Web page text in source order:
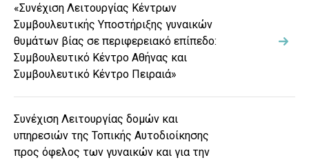
«Συνέχιση Λειτουργίας Κέντρων
Συμβουλευτικής Υποστήριξης γυναικών
θυμάτων βίας σε περιφερειακό επίπεδο:
Συμβουλευτικό Κέντρο Αθήνας και
Συμβουλευτικό Κέντρο Πειραιά»
Συνέχιση Λειτουργίας δομών και
υπηρεσιών της Τοπικής Αυτοδιοίκησης
προς όφελος των γυναικών και για την